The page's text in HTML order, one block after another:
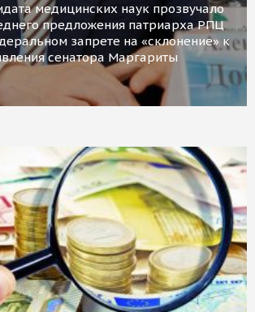
медицинских наук прозвучало
предложения патриарха РПЦ
запрете на «склонение» к
сенатора Маргариты